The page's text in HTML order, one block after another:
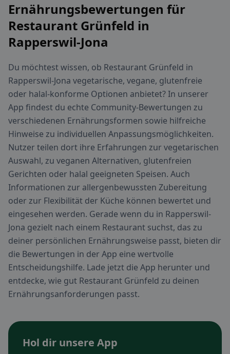
Ernährungsbewertungen für
Restaurant Grünfeld in
Rapperswil-Jona
Du möchtest wissen, ob Restaurant Grünfeld in
Rapperswil-Jona vegetarische, vegane, glutenfreie
oder halal-konforme Optionen anbietet? In unserer
App findest du echte Community-Bewertungen zu
verschiedenen Ernährungsformen sowie hilfreiche
Hinweise zu individuellen Anpassungsmöglichkeiten.
Nutzer teilen dort ihre Erfahrungen zur vegetarischen
Auswahl, zu veganen Alternativen, glutenfreien
Gerichten oder halal geeigneten Speisen. Auch
Informationen zur allergenbewussten Zubereitung
oder zur Flexibilität der Küche können bewertet und
eingesehen werden. Gerade wenn du in Rapperswil-
Jona gezielt nach einem Restaurant suchst, das zu
deiner persönlichen Ernährungsweise passt, bieten dir
die Bewertungen in der App eine wertvolle
Entscheidungshilfe. Lade jetzt die App herunter und
entdecke, wie gut Restaurant Grünfeld zu deinen
Ernährungsanforderungen passt.
Hol dir unsere App